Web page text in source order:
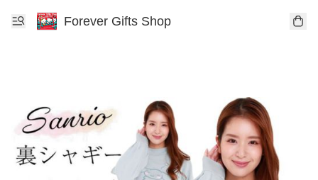
Forever Gifts Shop